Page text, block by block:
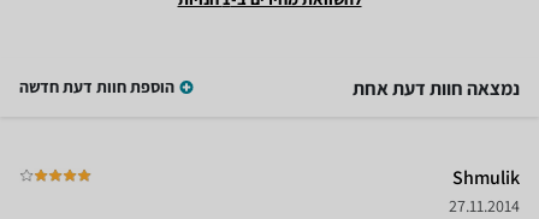
נמצאה חוות דעת אחת הוספת חוות דעת חדשה
Shmulik
27.11.2014